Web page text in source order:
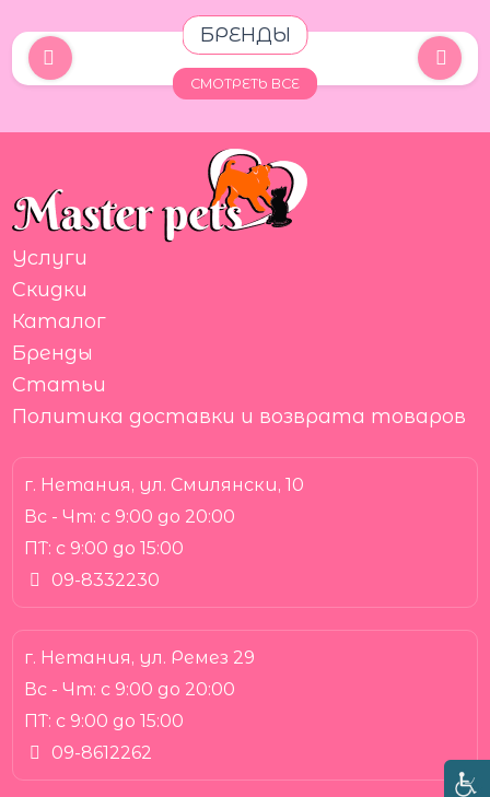
БРЕНДЫ
СМОТРЕТЬ ВСЕ
г. Нетания, ул. Смилянски, 10
Вс - Чт: с 9:00 до 20:00
ПТ: с 9:00 до 15:00
09-8332230
г. Нетания, ул. Ремез 29
Вс - Чт: с 9:00 до 20:00
ПТ: с 9:00 до 15:00
09-8612262
Услуги
Скидки
Каталог
Бренды
Статьи
Политика доставки и возврата товаров